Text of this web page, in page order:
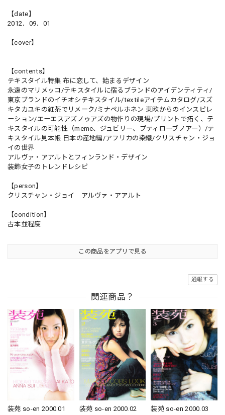
【date】
2012．09．01
【cover】
【contents】
テキスタイル特集 布に恋して、始まるデザイン
永遠のマリメッコ/テキスタイルに宿るブランドのアイデンティティ/
東京ブランドのイチオシテキスタイル/textileアイテムカタログ/スズ
キタカユキの紅茶でリメーク/ミナペルホネン 東欧からのインスピレ
ーション/エーエスアズノゥアズの物作りの現場/プリントで拓く、テ
キスタイルの可能性（meme、ジュビリー、プティローブノアー）/テ
キスタイル見本帳 日本の産地編/アフリカの染織/クリスチャン・ジョ
イの世界
アルヴァ・アアルトとフィンランド・デザイン
装飾女子のトレンドレシピ
【person】
クリスチャン・ジョイ アルヴァ・アアルト
【condition】
古本並程度
この商品をアプリで見る
通報する
関連商品？
装苑 so-en 2000.01 装苑 so-en 2000.02 装苑 so-en 2000.03